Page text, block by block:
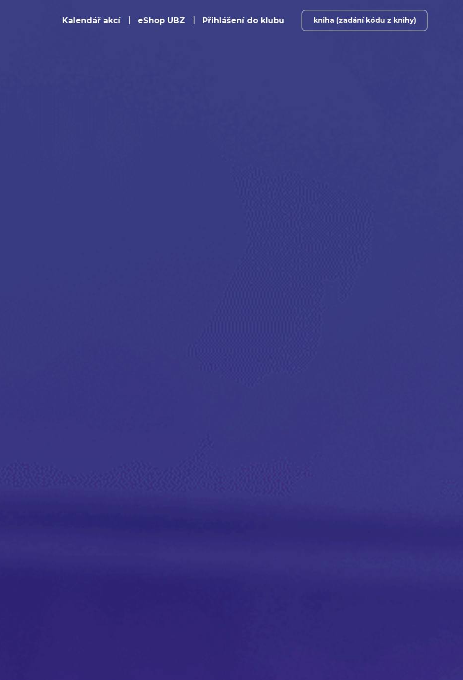
Kalendář akcí eShop UBZ Přihlášení do klubu kniha (zadání kódu z knihy)